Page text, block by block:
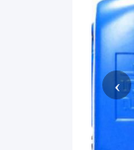
‹